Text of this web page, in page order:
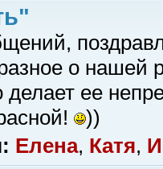
о нашей
делает ее
))
Елена, Катя,